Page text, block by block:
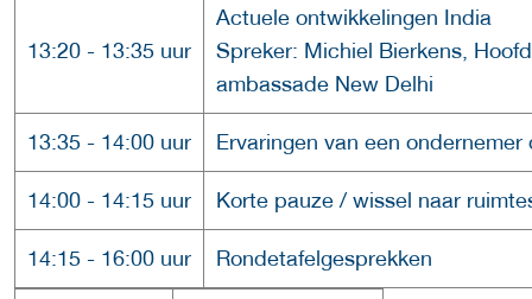
13:20 - 13:35 uur
Actuele ontwikkelingen India
Spreker: Michiel Bierkens,
ambassade New Delhi
13:35 - 14:00 uur Ervaringen van een
14:00 - 14:15 uur Korte pauze / wissel naar
14:15 - 16:00 uur Rondetafelgesprekken